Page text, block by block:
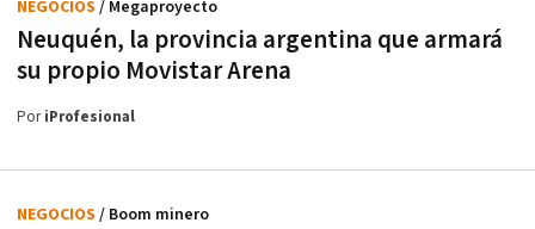
Neuquén, la provincia argentina que armará
su propio Movistar Arena
NEGOCIOS / Megaproyecto
PoriProfesional
NEGOCIOS / Boom minero